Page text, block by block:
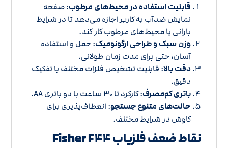
قابلیت استفاده در محیط‌های مرطوب: صفحه
نمایش ضدآب به کاربر اجازه می‌دهد تا در شرایط
بارانی یا محیط‌های مرطوب کار کند.
وزن سبک و طراحی ارگونومیک: حمل و استفاده
آسان، حتی برای مدت زمان طولانی.
دقت بالا: قابلیت تشخیص فلزات مختلف با تفکیک
دقیق.
باتری کم‌مصرف: کارکرد تا ۳۰ ساعت با دو باتری AA.
حالت‌های متنوع جستجو: انعطاف‌پذیری برای
کاوش در شرایط مختلف.
نقاط ضعف فلزیاب Fisher F۴۴